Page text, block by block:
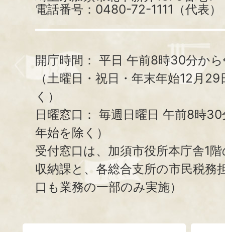
電話番号：0480-72-1111（代表）
開庁時間： 平日 午前8時30分か
（土曜日・祝日・年末年始12月
く）
日曜窓口： 毎週日曜日 午前8時
年始を除く）
受付窓口は、加須市役所本庁舎1
収納課と、 各総合支所の市民税務
口も業務の一部のみ実施）